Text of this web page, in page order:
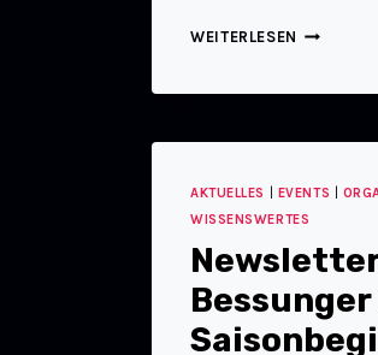
WEITERLESEN
AKTUELLES EVENTS
WISSENSWERTES
Bessunger